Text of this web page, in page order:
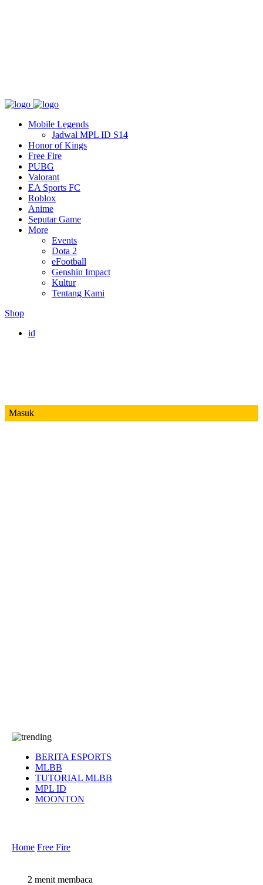
Mobile Legends
Jadwal MPL ID S14
Honor of Kings
Free Fire
PUBG
Valorant
EA Sports FC
Roblox
Anime
Seputar Game
More
Events
Dota 2
eFootball
Genshin Impact
Kultur
Tentang Kami
Shop
id
Masuk
BERITA ESPORTS
MLBB
TUTORIAL MLBB
MPL ID
MOONTON
Home Free Fire
2 menit membaca